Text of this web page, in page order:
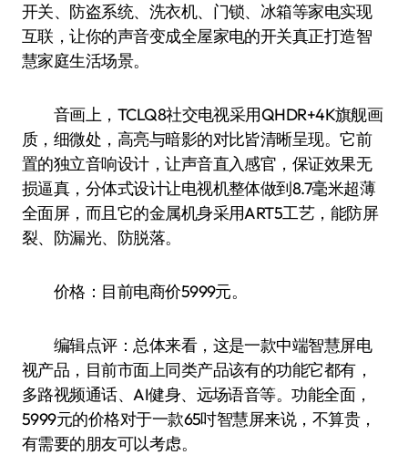
开关、防盗系统、洗衣机、门锁、冰箱等家电实现
互联，让你的声音变成全屋家电的开关真正打造智
慧家庭生活场景。
音画上，TCLQ8社交电视采用QHDR+4K旗舰画
质，细微处，高亮与暗影的对比皆清晰呈现。它前
置的独立音响设计，让声音直入感官，保证效果无
损逼真，分体式设计让电视机整体做到8.7毫米超薄
全面屏，而且它的金属机身采用ART5工艺，能防屏
裂、防漏光、防脱落。
价格：目前电商价5999元。
编辑点评：总体来看，这是一款中端智慧屏电
视产品，目前市面上同类产品该有的功能它都有，
多路视频通话、AI健身、远场语音等。功能全面，
5999元的价格对于一款65吋智慧屏来说，不算贵，
有需要的朋友可以考虑。